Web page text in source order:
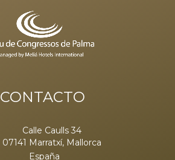
CONTACTO
Calle Caulls 34
07141 Marratxí, Mallorca
España